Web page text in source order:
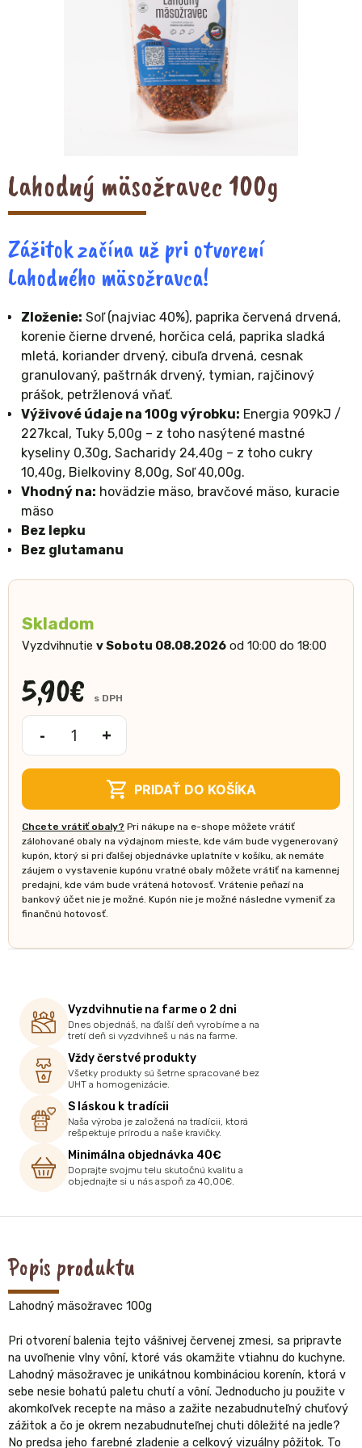
Lahodný mäsožravec 100g
Zážitok začína už pri otvorení
Lahodného mäsožravca!
Zloženie: Soľ (najviac 40%), paprika červená drvená,
korenie čierne drvené, horčica celá, paprika sladká
mletá, koriander drvený, cibuľa drvená, cesnak
granulovaný, paštrnák drvený, tymian, rajčinový
prášok, petržlenová vňať.
Výživové údaje na 100g výrobku: Energia 909kJ /
227kcal, Tuky 5,00g – z toho nasýtené mastné
kyseliny 0,30g, Sacharidy 24,40g – z toho cukry
10,40g, Bielkoviny 8,00g, Soľ 40,00g.
Vhodný na: hovädzie mäso, bravčové mäso, kuracie
mäso
Bez lepku
Bez glutamanu
Skladom
Vyzdvihnutie v Sobotu 08.08.2026 od 10:00 do 18:00
5,90€ s DPH
-
množstvo
100g
+
PRIDAŤ DO KOŠÍKA
Chcete vrátiť obaly? Pri nákupe na e-shope môžete vrátiť
zálohované obaly na výdajnom mieste, kde vám bude vygenerovaný
kupón, ktorý si pri ďalšej objednávke uplatníte v košíku, ak nemáte
záujem o vystavenie kupónu vratné obaly môžete vrátiť na kamennej
predajni, kde vám bude vrátená hotovosť. Vrátenie peňazí na
bankový účet nie je možné. Kupón nie je možné následne vymeniť za
finančnú hotovosť.
Vyzdvihnutie na farme o 2 dni
Dnes objednáš, na ďalší deň vyrobíme a na
tretí deň si vyzdvihneš u nás na farme.
Vždy čerstvé produkty
Všetky produkty sú šetrne spracované bez
UHT a homogenizácie.
S láskou k tradícii
Naša výroba je založená na tradícii, ktorá
rešpektuje prírodu a naše kravičky.
Minimálna objednávka 40€
Doprajte svojmu telu skutočnú kvalitu a
objednajte si u nás aspoň za 40,00€.
Popis produktu
Lahodný mäsožravec 100g
Pri otvorení balenia tejto vášnivej červenej zmesi, sa pripravte
na uvoľnenie vlny vôní, ktoré vás okamžite vtiahnu do kuchyne.
Lahodný mäsožravec je unikátnou kombináciou korenín, ktorá v
sebe nesie bohatú paletu chutí a vôní. Jednoducho ju použite v
akomkoľvek recepte na mäso a zažite nezabudnuteľný chuťový
zážitok a čo je okrem nezabudnuteľnej chuti dôležité na jedle?
No predsa jeho farebné zladenie a celkový vizuálny pôžitok. To